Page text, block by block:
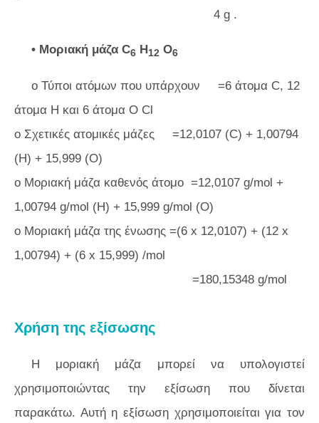
4 g .
• Μοριακή μάζα C6 H 12 O6
o Τύποι ατόμων που υπάρχουν =6 άτομα C, 12
άτομα H και 6 άτομα O Cl
o Σχετικές ατομικές μάζες =12,0107 (C) + 1,00794
(H) + 15,999 (O)
o Μοριακή μάζα καθενός άτομο =12,0107 g/mol +
1,00794 g/mol (Η) + 15,999 g/mol (Ο)
o Μοριακή μάζα της ένωσης =(6 x 12,0107) + (12 x
1,00794) + (6 x 15,999) /mol
=180,15348 g/mol
Χρήση της εξίσωσης
Η μοριακή μάζα μπορεί να υπολογιστεί
χρησιμοποιώντας την εξίσωση που δίνεται
παρακάτω. Αυτή η εξίσωση χρησιμοποιείται για τον